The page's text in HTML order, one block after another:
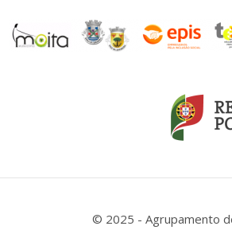
© 2025 - Agrupamento